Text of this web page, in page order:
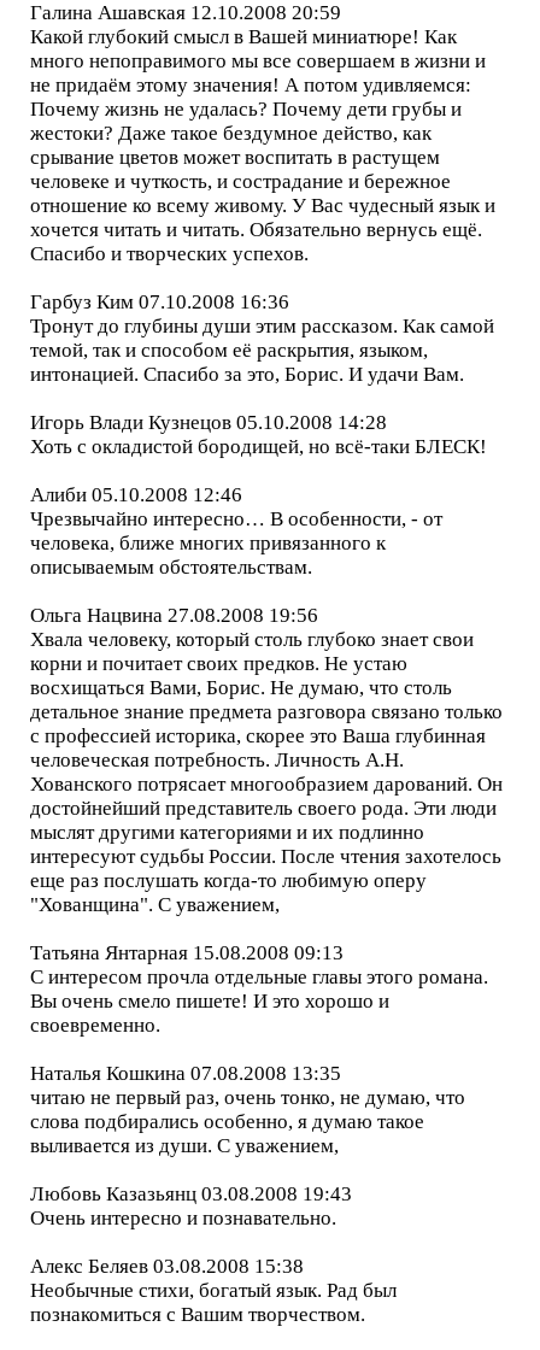
Галина Ашавская 12.10.2008 20:59
Какой глубокий смысл в Вашей миниатюре! Как
много непоправимого мы все совершаем в жизни и
не придаём этому значения! А потом удивляемся:
Почему жизнь не удалась? Почему дети грубы и
жестоки? Даже такое бездумное действо, как
срывание цветов может воспитать в растущем
человеке и чуткость, и сострадание и бережное
отношение ко всему живому. У Вас чудесный язык и
хочется читать и читать. Обязательно вернусь ещё.
Спасибо и творческих успехов.
Гарбуз Ким 07.10.2008 16:36
Тронут до глубины души этим рассказом. Как самой
темой, так и способом её раскрытия, языком,
интонацией. Спасибо за это, Борис. И удачи Вам.
Игорь Влади Кузнецов 05.10.2008 14:28
Хоть с окладистой бородищей, но всё-таки БЛЕСК!
Алиби 05.10.2008 12:46
Чрезвычайно интересно… В особенности, - от
человека, ближе многих привязанного к
описываемым обстоятельствам.
Ольга Нацвина 27.08.2008 19:56
Хвала человеку, который столь глубоко знает свои
корни и почитает своих предков. Не устаю
восхищаться Вами, Борис. Не думаю, что столь
детальное знание предмета разговора связано только
с профессией историка, скорее это Ваша глубинная
человеческая потребность. Личность А.Н.
Хованского потрясает многообразием дарований. Он
достойнейший представитель своего рода. Эти люди
мыслят другими категориями и их подлинно
интересуют судьбы России. После чтения захотелось
еще раз послушать когда-то любимую оперу
"Хованщина". С уважением,
Татьяна Янтарная 15.08.2008 09:13
С интересом прочла отдельные главы этого романа.
Вы очень смело пишете! И это хорошо и
своевременно.
Наталья Кошкина 07.08.2008 13:35
читаю не первый раз, очень тонко, не думаю, что
слова подбирались особенно, я думаю такое
выливается из души. С уважением,
Любовь Казазьянц 03.08.2008 19:43
Очень интересно и познавательно.
Алекс Беляев 03.08.2008 15:38
Необычные стихи, богатый язык. Рад был
познакомиться с Вашим творчеством.